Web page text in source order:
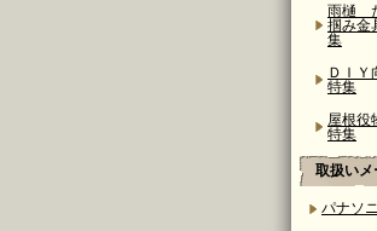
雨樋
掴み金
集
ＤＩ
特集
屋根
特集
取扱いメ
パナソ